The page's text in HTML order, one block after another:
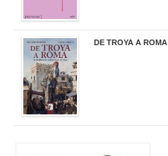
DE TROYA A ROMA